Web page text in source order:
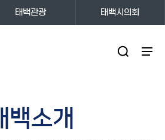
태백관광 태백시의회
백소개